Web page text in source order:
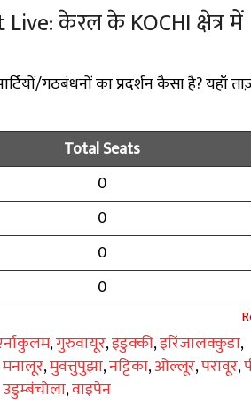
केरल के KOCHI क्षेत्र में
गठबंधनों का प्रदर्शन कैसा है? यहाँ
Total Seats
0
0
0
0
,गुरुवायूर,इडुक्की,इरिंजालक्कुडा,
मनालूर,मुवत्तुपुझा,नट्टिका,ओल्लूर,परावूर,
उडुम्बंचोला,वाइपेन